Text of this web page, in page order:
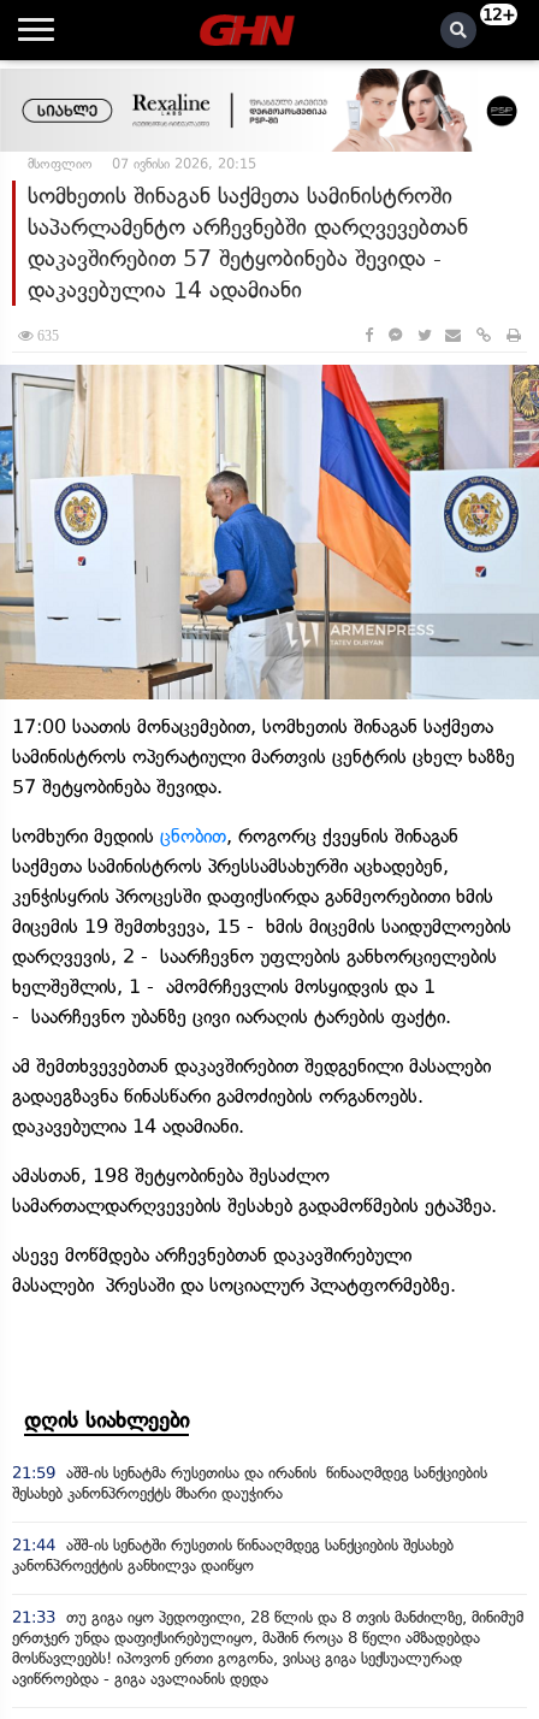
12+
მსოფლიო 07 ივნისი 2026, 20:15
სომხეთის შინაგან საქმეთა სამინისტროში
საპარლამენტო არჩევნებში დარღვევებთან
დაკავშირებით 57 შეტყობინება შევიდა -
დაკავებულია 14 ადამიანი
635
17:00 საათის მონაცემებით, სომხეთის შინაგან საქმეთა
სამინისტროს ოპერატიული მართვის ცენტრის ცხელ ხაზზე
57 შეტყობინება შევიდა.
სომხური მედიის ცნობით, როგორც ქვეყნის შინაგან
საქმეთა სამინისტროს პრესსამსახურში აცხადებენ,
კენჭისყრის პროცესში დაფიქსირდა განმეორებითი ხმის
მიცემის 19 შემთხვევა, 15 - ხმის მიცემის საიდუმლოების
დარღვევის, 2 - საარჩევნო უფლების განხორციელების
ხელშეშლის, 1 - ამომრჩევლის მოსყიდვის და 1
- საარჩევნო უბანზე ცივი იარაღის ტარების ფაქტი.
ამ შემთხვევებთან დაკავშირებით შედგენილი მასალები
გადაეგზავნა წინასწარი გამოძიების ორგანოებს.
დაკავებულია 14 ადამიანი.
ამასთან, 198 შეტყობინება შესაძლო
სამართალდარღვევების შესახებ გადამოწმების ეტაპზეა.
ასევე მოწმდება არჩევნებთან დაკავშირებული
მასალები პრესაში და სოციალურ პლატფორმებზე.
დღის სიახლეები
21:59 აშშ-ის სენატმა რუსეთისა და ირანის წინააღმდეგ სანქციების
შესახებ კანონპროექტს მხარი დაუჭირა
21:44 აშშ-ის სენატში რუსეთის წინააღმდეგ სანქციების შესახებ
კანონპროექტის განხილვა დაიწყო
21:33 თუ გიგა იყო პედოფილი, 28 წლის და 8 თვის მანძილზე, მინიმუმ
ერთჯერ უნდა დაფიქსირებულიყო, მაშინ როცა 8 წელი ამზადებდა
მოსწავლეებს! იპოვონ ერთი გოგონა, ვისაც გიგა სექსუალურად
ავიწროებდა - გიგა ავალიანის დედა